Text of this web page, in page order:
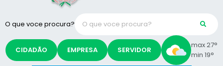
O que voce procura?
CIDADÃO EMPRESA SERVIDOR
max 27°
min 19°